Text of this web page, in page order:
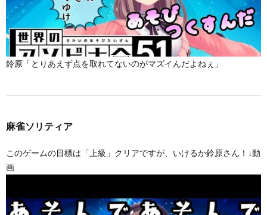
鈴原「とりあえず点を取れてないのがマズイんだよねぇ」
麻雀ソリティア
このゲームの目標は「上級」クリアですが、いけるか鈴原さん！↓動
画